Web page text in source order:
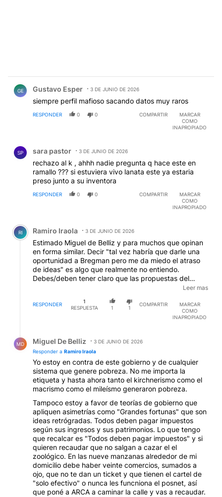
GE Gustavo Esper 3 DE JUNIO DE 2026
siempre perfil mafioso sacando datos muy raros
RESPONDER 0 0 COMPARTIR
MARCAR
COMO
INAPROPIADO
SP sara pastor 3 DE JUNIO DE 2026
rechazo al k , ahhh nadie pregunta q hace este en
ramallo ??? si estuviera vivo lanata este ya estaria
preso junto a su inventora
RESPONDER 0 0 COMPARTIR
MARCAR
COMO
INAPROPIADO
Comentario de Ramiro Iraola.
RI Ramiro Iraola 3 DE JUNIO DE 2026
Estimado Miguel de Belliz y para muchos que opinan
en forma similar. Decir "tal vez habría que darle una
oportunidad a Bregman pero me da miedo el atraso
de ideas" es algo que realmente no entiendo.
Debes/deben tener claro que las propuestas del
Frente de izquierda van en contra del capitalismo.
Como inicio, que los fondos para jubilados,
discapacidad, salarios, etc, salgan de impuestos a las
grandes riquezas. (No es mi intención debatir aquí,
margina, y usa la corrupción como forma de vida,
para qué le darías una oportunidad? Esto me recuerda
a todos los que se ponen la camiseta del Che y
cantan Imagine de John Lennon, pero al momento de
votar votan más capitalismo, en cualquier versión. De
paso, hace mucho que ya no tiene "rostro humano", si
alguna vez lo tuvo.
Leer mas
RESPONDER
1
RESPUESTA
1 1
COMPARTIR
MARCAR
COMO
INAPROPIADO
MD Miguel De Belliz
3 DE JUNIO DE 2026
Responder a Ramiro Iraola
Yo estoy en contra de este gobierno y de cualquier
sistema que genere pobreza. No me importa la
etiqueta y hasta ahora tanto el kirchnerismo como el
macrismo como el mileísmo generaron pobreza.
Tampoco estoy a favor de teorías de gobierno que
apliquen asimetrías como "Grandes fortunas" que son
ideas retrógradas. Todos deben pagar impuestos
según sus ingresos y sus patrimonios. Lo que tengo
que recalcar es "Todos deben pagar impuestos" y si
quieren recaudar que no salgan a cazar el el
zoológico. En las nueve manzanas alrededor de mi
domicilio debe haber veinte comercios, sumados a
ojo, que no te dan un ticket y que tienen el cartel de
"solo efectivo" o nunca les funcniona el posnet, así
que poné a ARCA a caminar la calle y vas a recaudar.